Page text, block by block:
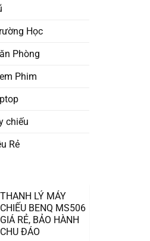
Học
Phòng
Phim
chiếu
Rẻ
THANH LÝ MÁY
CHIẾU BENQ MS506
GIÁ RẺ, BẢO HÀNH
CHU ĐÁO